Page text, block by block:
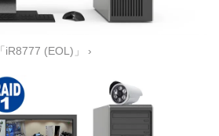
「iR8777 (EOL)」 ›